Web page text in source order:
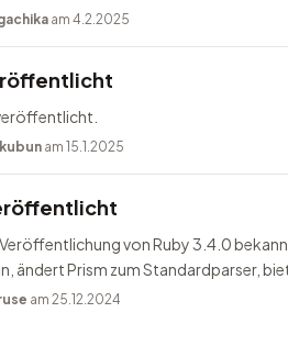
am 4.2.2025
am 15.1.2025
von Ruby 3.4.0
ändert Prism zum Standardparser,
am 25.12.2024